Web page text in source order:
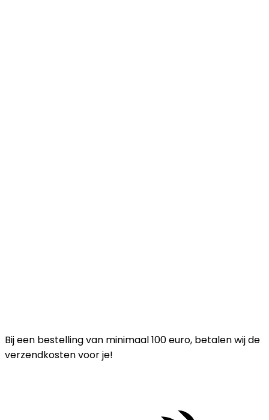
Bij een bestelling van minimaal 100 euro, betalen wij de
verzendkosten voor je!